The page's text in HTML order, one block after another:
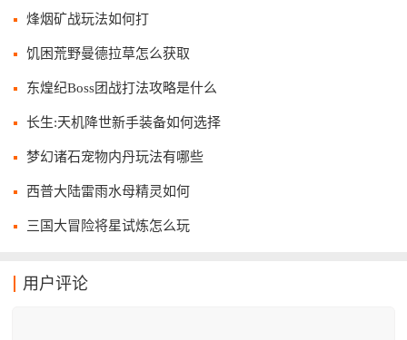
烽烟矿战玩法如何打
饥困荒野曼德拉草怎么获取
东煌纪Boss团战打法攻略是什么
长生:天机降世新手装备如何选择
梦幻诸石宠物内丹玩法有哪些
西普大陆雷雨水母精灵如何
三国大冒险将星试炼怎么玩
用户评论